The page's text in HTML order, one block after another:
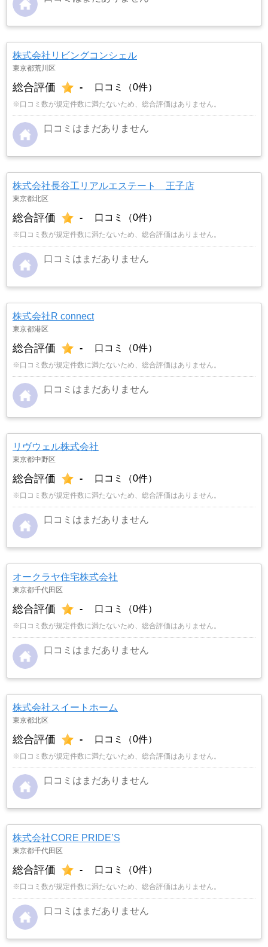
株式会社リビングコンシェル
東京都荒川区
総合評価 - 口コミ（0件）
※口コミ数が規定件数に満たないため、総合評価はありません。
口コミはまだありません
株式会社長谷工リアルエステート 王子店
東京都北区
総合評価 - 口コミ（0件）
※口コミ数が規定件数に満たないため、総合評価はありません。
口コミはまだありません
株式会社R connect
東京都港区
総合評価 - 口コミ（0件）
※口コミ数が規定件数に満たないため、総合評価はありません。
口コミはまだありません
リヴウェル株式会社
東京都中野区
総合評価 - 口コミ（0件）
※口コミ数が規定件数に満たないため、総合評価はありません。
口コミはまだありません
オークラヤ住宅株式会社
東京都千代田区
総合評価 - 口コミ（0件）
※口コミ数が規定件数に満たないため、総合評価はありません。
口コミはまだありません
株式会社スイートホーム
東京都北区
総合評価 - 口コミ（0件）
※口コミ数が規定件数に満たないため、総合評価はありません。
口コミはまだありません
株式会社CORE PRIDE’S
東京都千代田区
総合評価 - 口コミ（0件）
※口コミ数が規定件数に満たないため、総合評価はありません。
口コミはまだありません